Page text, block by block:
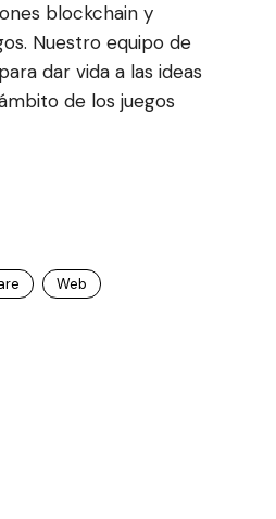
blockchain y
Nuestro equipo de
dar vida a las ideas
de los juegos
Web